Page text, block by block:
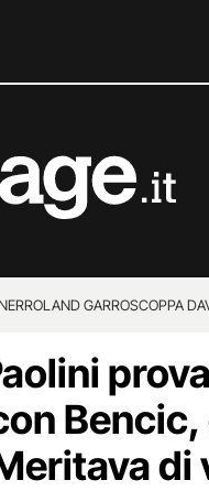
ROLAND GARROSCOPPA
Bencic,
di